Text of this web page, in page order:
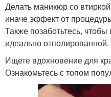
Делать маникюр со
иначе эффект от
Также позаботьтесь,
идеально отполированной.
Ищете вдохновение для
Ознакомьтесь с топом